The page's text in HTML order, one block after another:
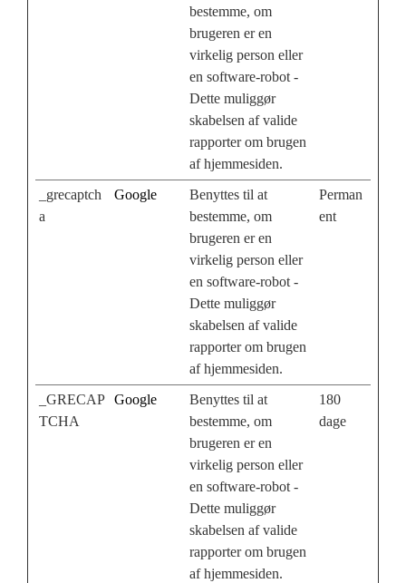
bestemme, om
brugeren er en
virkelig person eller
en software-robot -
Dette muliggør
skabelsen af valide
rapporter om brugen
af hjemmesiden.
_grecaptch
a
Google
Benyttes til at
bestemme, om
brugeren er en
virkelig person eller
en software-robot -
Dette muliggør
skabelsen af valide
rapporter om brugen
af hjemmesiden.
Perman
ent
_GRECAP
TCHA
Google
Benyttes til at
bestemme, om
brugeren er en
virkelig person eller
en software-robot -
Dette muliggør
skabelsen af valide
rapporter om brugen
af hjemmesiden.
180
dage